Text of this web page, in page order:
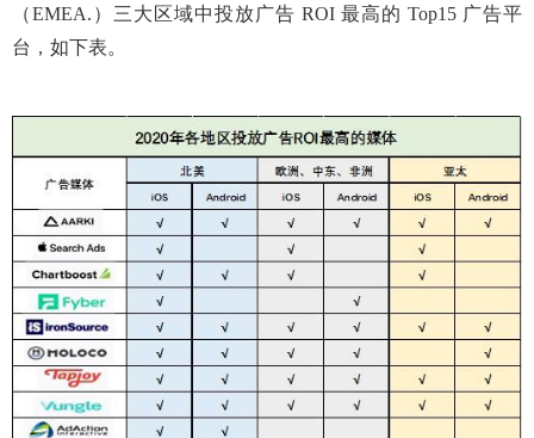
（EMEA.）三大区域中投放广告 ROI 最高的 Top15 广告平
台，如下表。